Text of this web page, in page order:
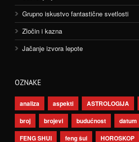
Grupno iskustvo fantastične svetlosti
Zločin i kazna
Jačanje izvora lepote
OZNAKE
analiza aspekti ASTROLOGIJA
broj
brojevi budućnost datum
FENG SHUI
feng šui HOROSKOP